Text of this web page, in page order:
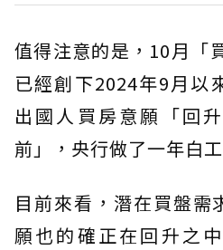
值得注意的是，10月「
已經創下2024年9月以
出國人買房意願「回
前」，央行做了一年白
目前來看，潛在買盤需
願也的確正在回升之